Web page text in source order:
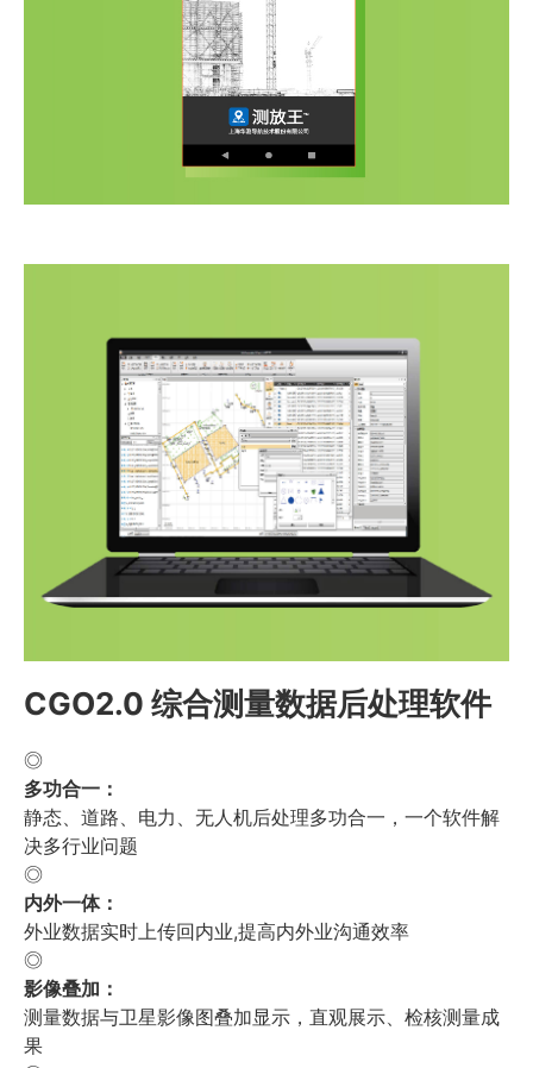
CGO2.0 综合测量数据后处理软件
◎
多功合一：
静态、道路、电力、无人机后处理多功合一，一个软件解
决多行业问题
◎
内外一体：
外业数据实时上传回内业,提高内外业沟通效率
◎
影像叠加：
测量数据与卫星影像图叠加显示，直观展示、检核测量成
果